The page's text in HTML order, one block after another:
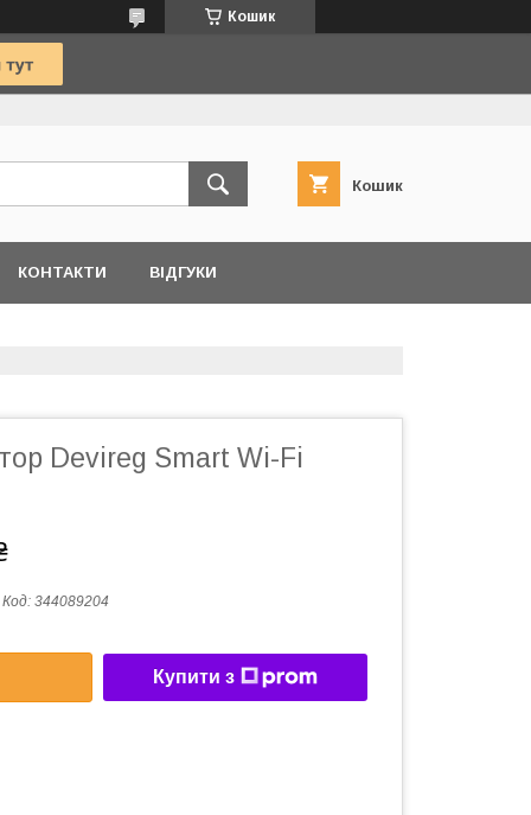
Кошик
Кошик
КОНТАКТИ ВІДГУКИ
Devireg Smart Wi-Fi
Код: 344089204
Купити з